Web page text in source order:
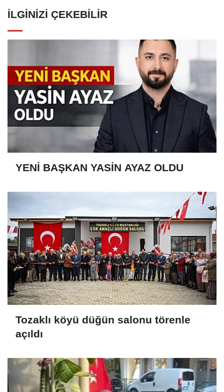
İLGINIZI ÇEKEBILIR
YENİ BAŞKAN YASİN AYAZ OLDU
Tozaklı köyü düğün salonu törenle
açıldı